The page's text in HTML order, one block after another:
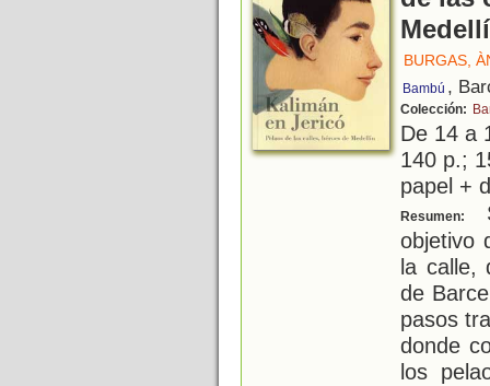
BURGAS,
Bambú ,
Colección:
De 14 a
140 p.;
papel +
Resumen:
objetivo
la calle,
de
pasos
donde
los